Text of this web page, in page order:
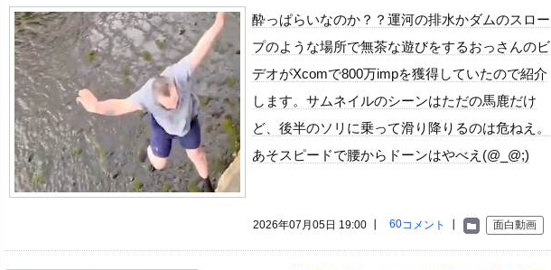
【画像】キス釣りするんや
【動画】クソガキロケット、怖すぎる…これよく轢かずに止まれたな
富士登山ツアー中に64歳男性死亡 8合目付近で意識失う
ハムスターの日
【医師解説】飲酒後の「締めのラーメン欲」の原因は？ 脳の錯覚と真実
【画像】「異常独身男性」、トレンド1位ｗｗｗｗｗｗ
グラドル山根千芽（36歳）の豊満Iカップボディをお楽しみしまくりたいよな！
【Xの車窓から】オービスかと思ったら野生の炊飯器で草 ほか
酔っぱらいなのか？？運河の排水かダムのスロー
プのような場所で無茶な遊びをするおっさんのビ
デオがXcomで800万impを獲得していたので紹介
します。サムネイルのシーンはただの馬鹿だけ
ど、後半のソリに乗って滑り降りるのは危ねえ。
あそスピードで腰からドーンはやべえ(@_@;)
面白動画
60コメント
2026年07月05日 19:00 ┃